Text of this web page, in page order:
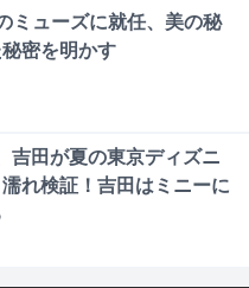
ミューズに就任、美の秘
密を明かす
吉田が夏の東京ディズニ
れ検証！吉田はミニーに